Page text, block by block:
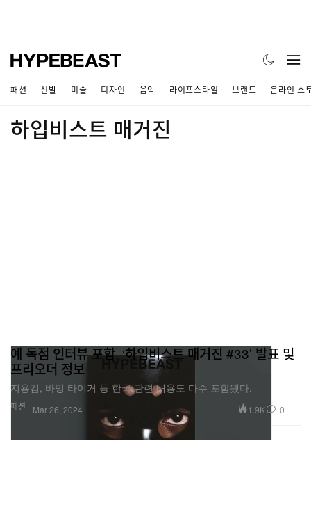
패션 신발 미술 디자인 음악 라이프스타일 브랜드 온라인 스
하입비스트 매거진
패션
예 독점 인터뷰 포함, ‘하입비스트 매거진 #33’ 발표 및
프리오더 정보
지용킴, 바밍 타이거 등 한국 관련 내용도 다수 포함됐다.
Mar 26, 2024 1.9K 0